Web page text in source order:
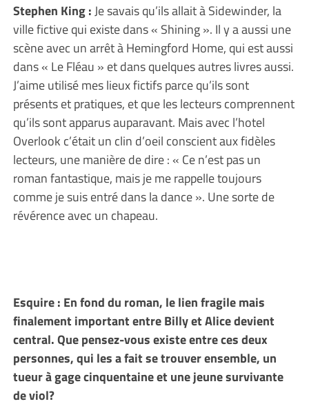
Stephen King :Je savais qu’ils allait à Sidewinder, la
ville fictive qui existe dans « Shining ». Il y a aussi une
scène avec un arrêt à Hemingford Home, qui est aussi
dans « Le Fléau » et dans quelques autres livres aussi.
J’aime utilisé mes lieux fictifs parce qu’ils sont
présents et pratiques, et que les lecteurs comprennent
qu’ils sont apparus auparavant. Mais avec l’hotel
Overlook c’était un clin d’oeil conscient aux fidèles
lecteurs, une manière de dire : « Ce n’est pas un
roman fantastique, mais je me rappelle toujours
comme je suis entré dans la dance ». Une sorte de
révérence avec un chapeau.
Esquire : En fond du roman, le lien fragile mais
finalement important entre Billy et Alice devient
central. Que pensez-vous existe entre ces deux
personnes, qui les a fait se trouver ensemble, un
tueur à gage cinquentaine et une jeune survivante
de viol?